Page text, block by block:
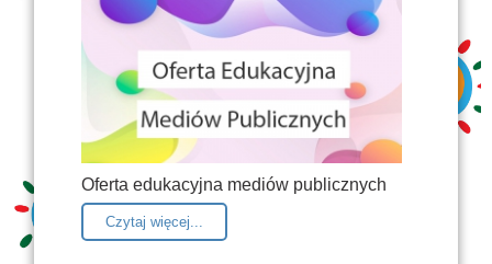
Oferta edukacyjna mediów publicznych
Czytaj więcej...